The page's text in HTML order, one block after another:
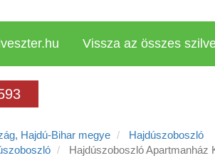
Vissza az összes
Hajdú-Bihar megye
Hajdúszoboszló
Hajdúszoboszló Apartmanház